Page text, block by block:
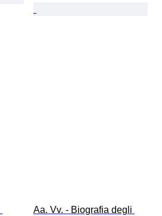
Aa. Vv. - Biografia degli